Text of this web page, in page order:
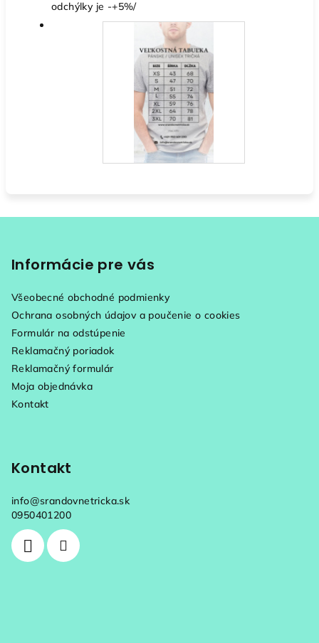
odchýlky je -+5%/
Informácie pre vás
Všeobecné obchodné podmienky
Ochrana osobných údajov a poučenie o cookies
Formulár na odstúpenie
Reklamačný poriadok
Reklamačný formulár
Moja objednávka
Kontakt
Kontakt
info@srandovnetricka.sk
0950401200